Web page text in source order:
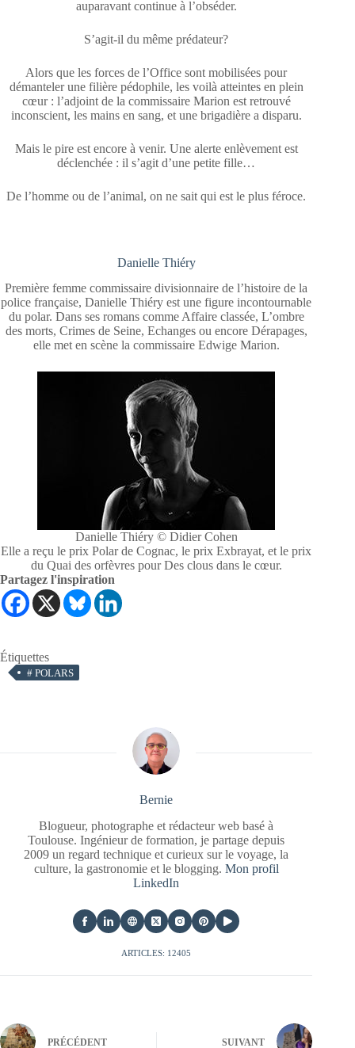
auparavant continue à l’obséder.
S’agit-il du même prédateur?
Alors que les forces de l’Office sont mobilisées pour
démanteler une filière pédophile, les voilà atteintes en plein
cœur : l’adjoint de la commissaire Marion est retrouvé
inconscient, les mains en sang, et une brigadière a disparu.
Mais le pire est encore à venir. Une alerte enlèvement est
déclenchée : il s’agit d’une petite fille…
De l’homme ou de l’animal, on ne sait qui est le plus féroce.
Danielle Thiéry
Première femme commissaire divisionnaire de l’histoire de la
police française, Danielle Thiéry est une figure incontournable
du polar. Dans ses romans comme Affaire classée, L’ombre
des morts, Crimes de Seine, Echanges ou encore Dérapages,
elle met en scène la commissaire Edwige Marion.
Danielle Thiéry © Didier Cohen
Elle a reçu le prix Polar de Cognac, le prix Exbrayat, et le prix
du Quai des orfèvres pour Des clous dans le cœur.
Partagez l'inspiration
Étiquettes
# POLARS
Bernie
Blogueur, photographe et rédacteur web basé à
Toulouse. Ingénieur de formation, je partage depuis
2009 un regard technique et curieux sur le voyage, la
culture, la gastronomie et le blogging. Mon profil
LinkedIn
ARTICLES: 12405
PRÉCÉDENT SUIVANT